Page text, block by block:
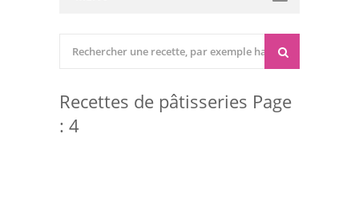
Entrées Froides
Recettes de pâtisseries Page
: 4